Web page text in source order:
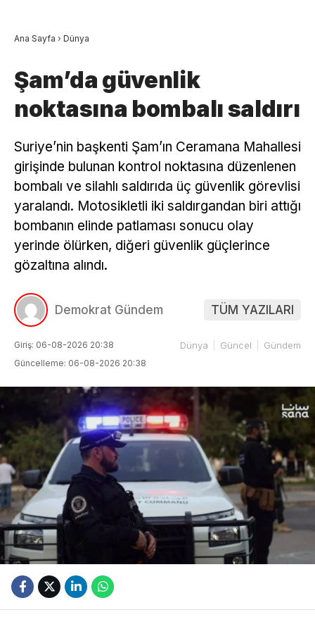
Ana Sayfa › Dünya
Şam’da güvenlik
noktasına bombalı saldırı
Suriye’nin başkenti Şam’ın Ceramana Mahallesi
girişinde bulunan kontrol noktasına düzenlenen
bombalı ve silahlı saldırıda üç güvenlik görevlisi
yaralandı. Motosikletli iki saldırgandan biri attığı
bombanın elinde patlaması sonucu olay
yerinde ölürken, diğeri güvenlik güçlerince
gözaltına alındı.
Demokrat Gündem TÜM YAZILARI
Giriş: 06-08-2026 20:38
Güncelleme: 06-08-2026 20:38
Dünya Güncel Gündem